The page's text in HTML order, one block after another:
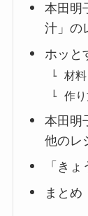
本田明
汁」の
ホッと
材料
作
本田明
他のレ
「き
まとめ